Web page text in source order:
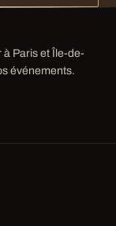
Paris et Île-de-
événements.